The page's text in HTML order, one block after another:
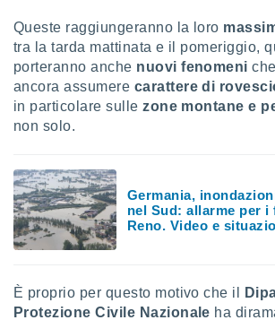
noi e i
simili
Queste raggiungeranno la loro
tra la tarda mattinata e il pomeriggio,
porteranno anche nuovi fenomeni
ancora assumere carattere di
in particolare sullezone montane e
non solo.
Germania,
nel Sud: allarme per i
Reno. Video e
È proprio per questo motivo che il
Protezione Civile Nazionale ha